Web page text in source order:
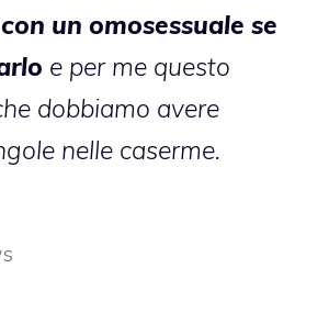
un omosessuale se
e per me questo
dobbiamo avere
nelle caserme.